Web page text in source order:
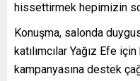
hissettirmek hepimizin
Konuşma, salonda
katılımcılar Yağız Efe
kampanyasına destek